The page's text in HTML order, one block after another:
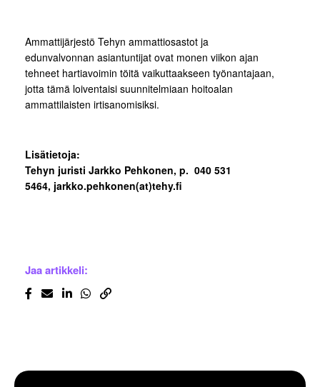
Ammattijärjestö Tehyn ammattiosastot ja
edunvalvonnan asiantuntijat ovat monen viikon ajan
tehneet hartiavoimin töitä vaikuttaakseen työnantajaan,
jotta tämä loiventaisi suunnitelmiaan hoitoalan
ammattilaisten irtisanomisiksi.
Lisätietoja:
Tehyn juristi Jarkko Pehkonen, p. 040 531
5464, jarkko.pehkonen(at)tehy.fi
Jaa artikkeli: